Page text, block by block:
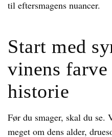
til eftersmagens nuancer.
Start med
vinens
historie
Før du smager, skal du se.
meget om dens alder,